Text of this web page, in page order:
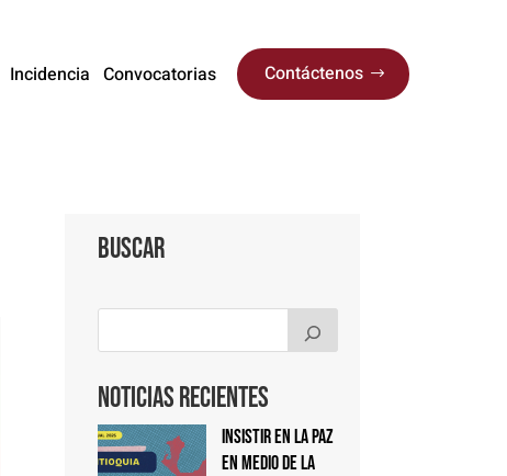
Incidencia Convocatorias Contáctenos
Buscar
Noticias Recientes
Insistir en la paz
en medio de la